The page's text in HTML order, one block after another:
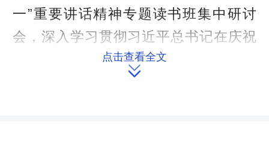
一”重要讲话精神专题读书班集中研讨
会，深入学习贯彻习近平总书记在庆祝
中国共产党成立100周年大会上的重要
讲话精神。财经委（常委会预算工委）
点击查看全文
